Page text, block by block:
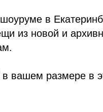
в
из новой и
вашем размере в